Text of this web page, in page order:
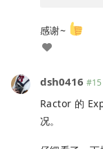
感谢~
dsh0416 #15
Ractor 的
况。